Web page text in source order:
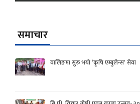
समाचार
वालिङमा सुरु भयो ‘कृषि एम्बुलेन्स’ सेवा